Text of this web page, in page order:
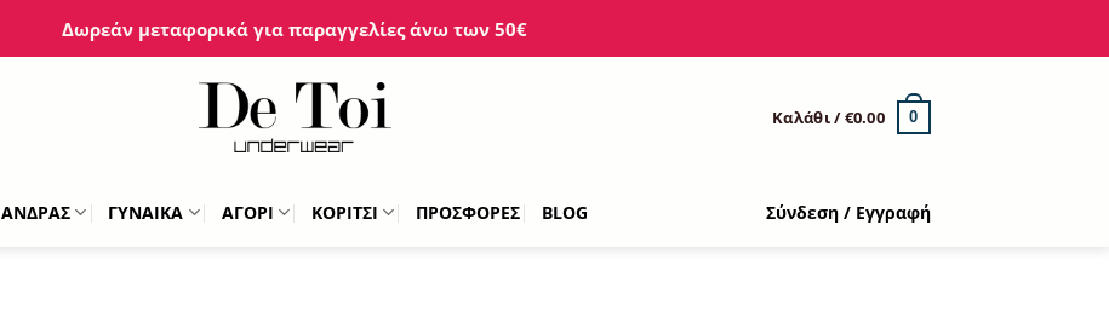
Δωρεάν μεταφορικά για παραγγελίες άνω των 50€
Καλάθι /€0.00 0
ΑΝΔΡΑΣ ΓΥΝΑΙΚΑ ΑΓΟΡΙ ΚΟΡΙΤΣΙ ΠΡΟΣΦΟΡΕΣ BLOG Σύνδεση / Εγγραφή